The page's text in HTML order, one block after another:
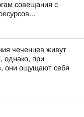
совещания с
чеченцев живут
однако, при
они ощущают себя